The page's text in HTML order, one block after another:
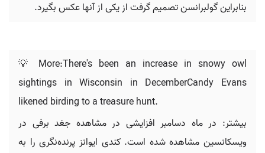
بنابراین گولبرانسن تصمیم گرفت از یکی از آنها عکس بگیرد.
💡 More:There's been an increase in snowy owl
sightings in Wisconsin in DecemberCandy Evans
likened birding to a treasure hunt.
بیشتر: در ماه دسامبر افزایشی در مشاهده جغد برفی در
ویسکانسین مشاهده شده است. کندی ایوانز پرنده‌نگری را به